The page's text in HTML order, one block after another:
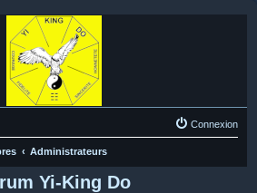
Connexion
Administrateurs
Yi-King Do